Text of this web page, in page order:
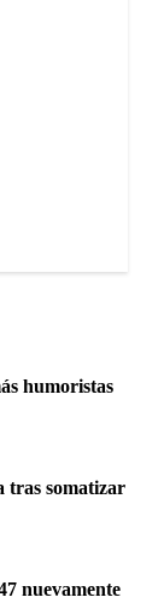
humoristas
tras somatizar
nuevamente